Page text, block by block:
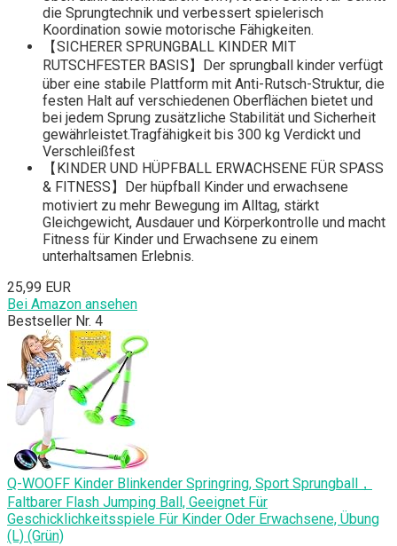
die Sprungtechnik und verbessert spielerisch
Koordination sowie motorische Fähigkeiten.
【SICHERER SPRUNGBALL KINDER MIT
RUTSCHFESTER BASIS】Der sprungball kinder verfügt
über eine stabile Plattform mit Anti-Rutsch-Struktur, die
festen Halt auf verschiedenen Oberflächen bietet und
bei jedem Sprung zusätzliche Stabilität und Sicherheit
gewährleistet.Tragfähigkeit bis 300 kg Verdickt und
Verschleißfest
【KINDER UND HÜPFBALL ERWACHSENE FÜR SPASS
& FITNESS】Der hüpfball Kinder und erwachsene
motiviert zu mehr Bewegung im Alltag, stärkt
Gleichgewicht, Ausdauer und Körperkontrolle und macht
Fitness für Kinder und Erwachsene zu einem
unterhaltsamen Erlebnis.
25,99 EUR
Bei Amazon ansehen
Bestseller Nr. 4
Q-WOOFF Kinder Blinkender Springring, Sport Sprungball，
Faltbarer Flash Jumping Ball, Geeignet Für
Geschicklichkeitsspiele Für Kinder Oder Erwachsene, Übung
(L) (Grün)